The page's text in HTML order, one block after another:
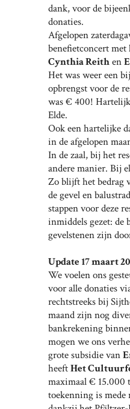
dank, voor de
donaties.
Afgelopen
benefietconcert
Cynthia Reithen
Het was weer een
opbrengst voor de
was € 400!
Elde.
Ook een hartelijke
in de afgelopen
In de zaal, bij het
andere manier. Bij
Zo blijft het bedrag
de gevel en
stappen voor deze
inmiddels gezet: de
gevelstenen zijn
Update 17 maart
We voelen ons
voor alle donaties
rechtstreeks bij
maand zijn nog
bankrekening
mogen we ons
grote subsidie van
heeftHet
maximaal € 15.000
toekenning is mede